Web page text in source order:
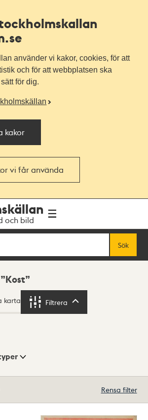
använder vi kakor, cookies, för att
och för att webbplatsen ska
för dig.
kakor
vi får använda
och bild
Sök
Kost
karta Filtrera
Rensa filter